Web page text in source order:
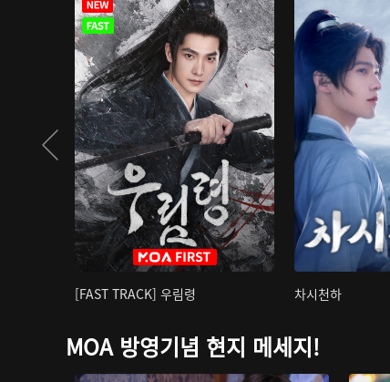
[FAST TRACK] 우림령 차시천하
MOA 방영기념 현지 메세지!